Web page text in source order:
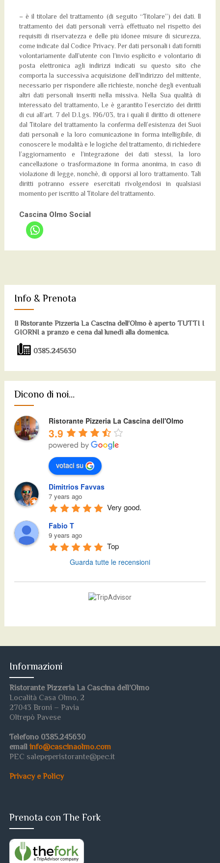
– è il titolare del trattamento (di seguito “Titolare”) dei dati. Il
trattamento dei dati personali verrà effettuato nel rispetto dei
requisiti di riservatezza e delle più idonee misure di sicurezza,
come indicate dal Codice Privacy. Per dati personali i dati forniti
volontariamente dall’utente con l’invio esplicito e volontario di
posta elettronica agli indirizzi indicati su questo sito che
comporta la successiva acquisizione dell’indirizzo del mittente,
necessario per rispondere alle richieste, nonché degli eventuali
altri dati personali inseriti nella missiva. Nella Sua qualità di
interessato del trattamento, Le è garantito l’esercizio dei diritti
di cui all’art. 7 del D.Lgs. 196/03, tra i quali il diritto di ottenere
dal Titolare del trattamento la conferma dell’esistenza dei Suoi
dati personali e la loro comunicazione in forma intelligibile, di
conoscere le modalità e le logiche del trattamento, di richiedere
l’aggiornamento e l’integrazione dei dati stessi, la loro
cancellazione o trasformazione in forma anonima, in caso di
violazione di legge, nonchè, di opporsi al loro trattamento. Tali
diritti potranno essere esercitati rivolgendosi in qualsiasi
momento per iscritto al Titolare del trattamento.
Cascina Olmo Social
Info & Prenota
Il Ristorante Pizzeria La Cascina dell’Olmo è aperto TUTTI I
GIORNI a pranzo e cena dal lunedì alla domenica.
0385.245630
Dicono di noi…
Ristorante Pizzeria La Cascina dell'Olmo
3.9
votaci su
Dimitrios Favvas
7 years ago
Very good.
Fabio T
9 years ago
Top
Guarda tutte le recensioni
Informazioni
Ristorante Pizzeria La Cascina dell’Olmo
Località Casa Olmo, 2
27043 Broni – Pavia
Oltrepò Pavese
Telefono 0385.245630
email info@cascinaolmo.com
PEC salepeperistorante@pec.it
Privacy e Policy
Prenota con The Fork